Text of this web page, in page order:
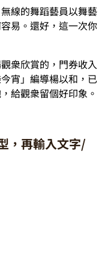
線的舞蹈藝員以舞藝
易。還好，這一次你
衆欣賞的，門券收入
宵」編導楊以和，已
給觀衆留個好印象。
，再輸入文字/